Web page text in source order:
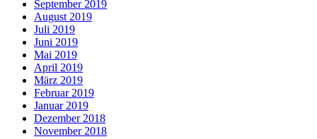
September 2019
August 2019
Juli 2019
Juni 2019
Mai 2019
April 2019
März 2019
Februar 2019
Januar 2019
Dezember 2018
November 2018